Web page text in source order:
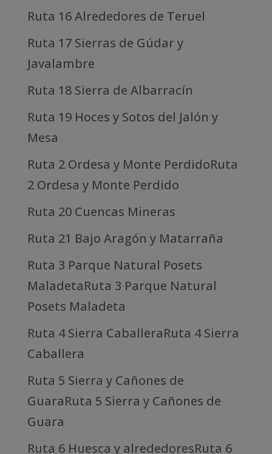
Ruta 16 Alrededores de Teruel
Ruta 17 Sierras de Gúdar y
Javalambre
Ruta 18 Sierra de Albarracín
Ruta 19 Hoces y Sotos del Jalón y
Mesa
Ruta 2 Ordesa y Monte PerdidoRuta
2 Ordesa y Monte Perdido
Ruta 20 Cuencas Mineras
Ruta 21 Bajo Aragón y Matarraña
Ruta 3 Parque Natural Posets
MaladetaRuta 3 Parque Natural
Posets Maladeta
Ruta 4 Sierra CaballeraRuta 4 Sierra
Caballera
Ruta 5 Sierra y Cañones de
GuaraRuta 5 Sierra y Cañones de
Guara
Ruta 6 Huesca y alrededoresRuta 6